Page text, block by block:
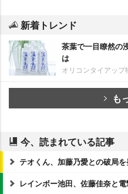
新着トレンド
茶葉で一目瞭然の
は
オリコンタイアップ
も
今、読まれている記事
テオくん、加藤乃愛との破局
レインボー池田、佐藤佳奈と